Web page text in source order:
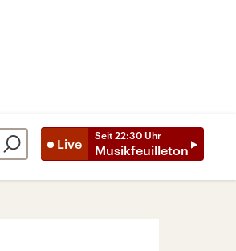
Live
Seit 22:30 Uhr
Musikfeuilleton